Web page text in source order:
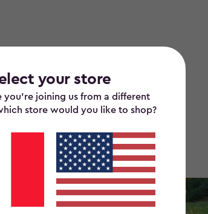
your store
you’re joining us from a different
store would you like to shop?